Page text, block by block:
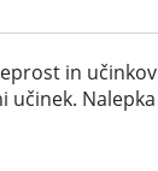
in